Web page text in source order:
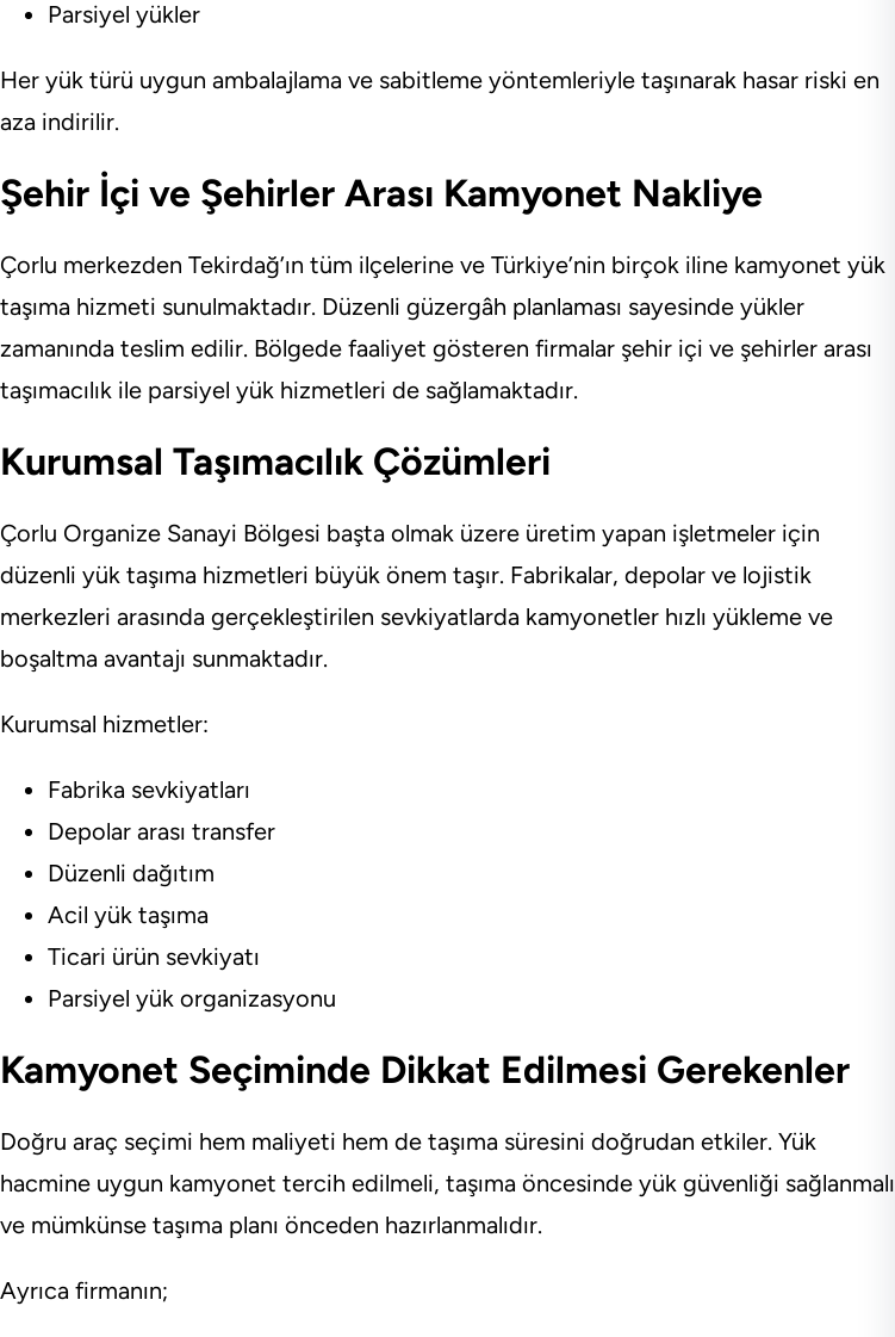
Parsiyel yükler
Her yük türü uygun ambalajlama ve sabitleme yöntemleriyle taşınarak hasar riski en
aza indirilir.
Şehir İçi ve Şehirler Arası Kamyonet Nakliye
Çorlu merkezden Tekirdağ’ın tüm ilçelerine ve Türkiye’nin birçok iline kamyonet yük
taşıma hizmeti sunulmaktadır. Düzenli güzergâh planlaması sayesinde yükler
zamanında teslim edilir. Bölgede faaliyet gösteren firmalar şehir içi ve şehirler arası
taşımacılık ile parsiyel yük hizmetleri de sağlamaktadır.
Kurumsal Taşımacılık Çözümleri
Çorlu Organize Sanayi Bölgesi başta olmak üzere üretim yapan işletmeler için
düzenli yük taşıma hizmetleri büyük önem taşır. Fabrikalar, depolar ve lojistik
merkezleri arasında gerçekleştirilen sevkiyatlarda kamyonetler hızlı yükleme ve
boşaltma avantajı sunmaktadır.
Kurumsal hizmetler:
Fabrika sevkiyatları
Depolar arası transfer
Düzenli dağıtım
Acil yük taşıma
Ticari ürün sevkiyatı
Parsiyel yük organizasyonu
Kamyonet Seçiminde Dikkat Edilmesi Gerekenler
Doğru araç seçimi hem maliyeti hem de taşıma süresini doğrudan etkiler. Yük
hacmine uygun kamyonet tercih edilmeli, taşıma öncesinde yük güvenliği sağlanmalı
ve mümkünse taşıma planı önceden hazırlanmalıdır.
Ayrıca firmanın;